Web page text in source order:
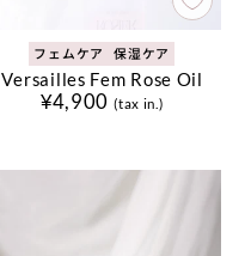
フェムケア 保湿ケア
Versailles Fem Rose Oil
¥4,900 (tax in.)